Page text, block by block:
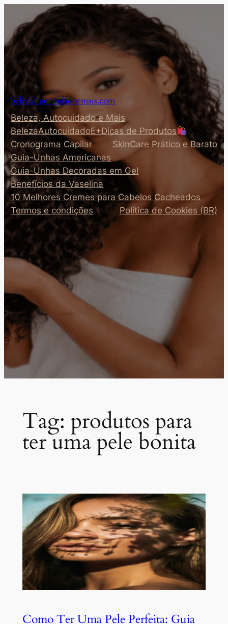
para
conteúdo
belezaautocuidadoemais.com
Beleza, Autocuidado e Mais
BelezaAutocuidadoE+Dicas de Produtos
Cronograma Capilar
SkinCare Prático e Barato
Guia-Unhas Americanas
Guia-Unhas Decoradas em Gel
Benefícios da Vaselina
10 Melhores Cremes para Cabelos Cacheados
Termos e condições
Política de Cookies (BR)
Tag: produtos para
ter uma pele bonita
Como Ter Uma Pele Perfeita: Guia